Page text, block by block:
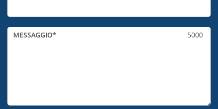
MESSAGGIO 5000